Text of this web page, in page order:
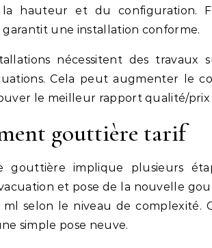
la hauteur et du configuration.
garantit une installation conforme.
nécessitent des travaux
Cela peut augmenter le
le meilleur rapport qualité/prix
gouttière tarif
gouttière implique plusieurs
et pose de la nouvelle
selon le niveau de complexité.
simple pose neuve.